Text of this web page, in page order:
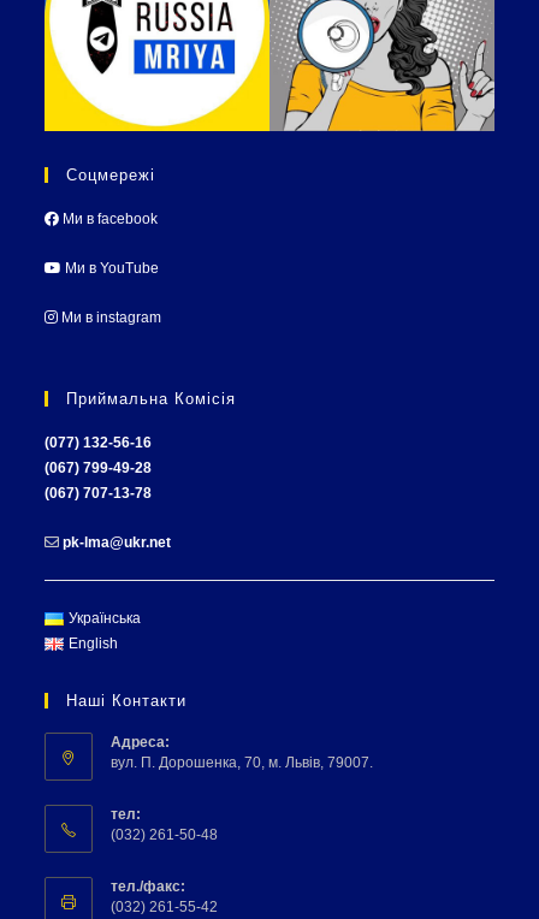
Соцмережі
Ми в facebook
Ми в YouTube
Ми в instagram
Приймальна Комісія
(077) 132-56-16
(067) 799-49-28
(067) 707-13-78
pk-lma@ukr.net
Українська
English
Наші Контакти
Адреса:
вул. П. Дорошенка, 70, м. Львів, 79007.
тел:
(032) 261-50-48
тел./факс:
(032) 261-55-42